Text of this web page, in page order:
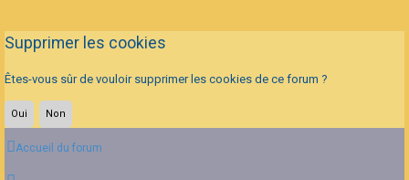
Supprimer les cookies
Êtes-vous sûr de vouloir supprimer les cookies de ce forum ?
Accueil du forum